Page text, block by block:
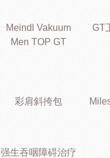
Meindl Vakuum
Men TOP GT
GT
彩肩斜挎包
强生吞咽障碍治疗